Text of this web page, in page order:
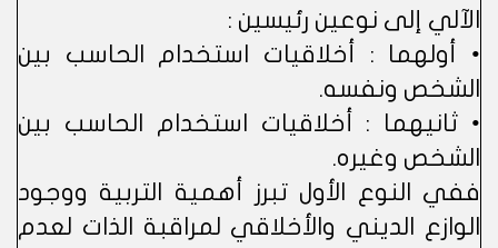
الآلي إلى نوعين رئيسين :
• أولهما : أخلاقيات استخدام الحاسب بين
الشخص ونفسه.
• ثانيهما : أخلاقيات استخدام الحاسب بين
الشخص وغيره.
ففي النوع الأول تبرز أهمية التربية ووجود
الوازع الديني والأخلاقي لمراقبة الذات لعدم